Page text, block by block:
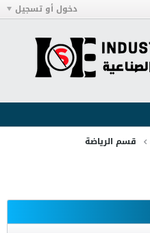
دخول أو تسجيل
قسم الرياضة